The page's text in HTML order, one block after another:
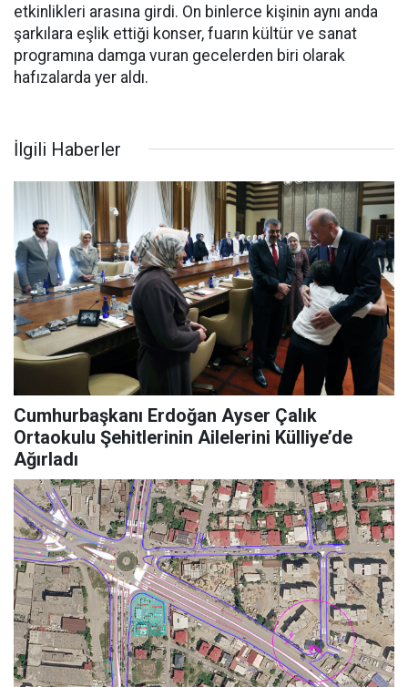
etkinlikleri arasına girdi. On binlerce kişinin aynı anda
şarkılara eşlik ettiği konser, fuarın kültür ve sanat
programına damga vuran gecelerden biri olarak
hafızalarda yer aldı.
İlgili Haberler
Cumhurbaşkanı Erdoğan Ayser Çalık
Ortaokulu Şehitlerinin Ailelerini Külliye’de
Ağırladı